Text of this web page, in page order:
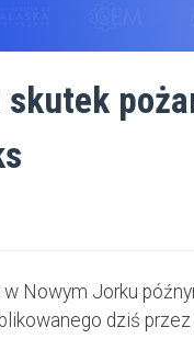
Jorku
dziś